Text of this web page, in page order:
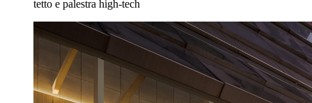
tetto e palestra high-tech